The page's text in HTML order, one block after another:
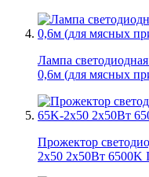
Лампа
0,6м (для мясных
Прожектор
2х50 2х50Вт 6500K